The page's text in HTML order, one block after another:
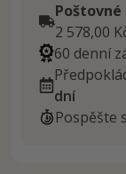
2 578,00
60 denní
dní
Pospěšte